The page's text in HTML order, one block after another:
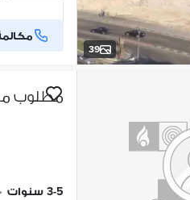
39
ميامي،
شركة
3-5 سنوات •